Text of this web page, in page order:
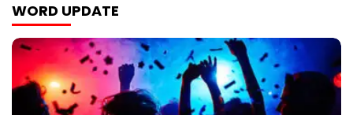
WORD UPDATE